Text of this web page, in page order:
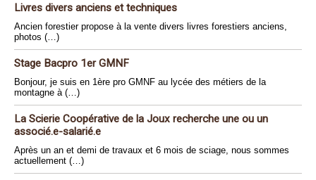
Livres divers anciens et techniques
Ancien forestier propose à la vente divers livres forestiers anciens,
photos (…)
Stage Bacpro 1er GMNF
Bonjour, je suis en 1ère pro GMNF au lycée des métiers de la
montagne à (…)
La Scierie Coopérative de la Joux recherche une ou un
associé.e-salarié.e
Après un an et demi de travaux et 6 mois de sciage, nous sommes
actuellement (…)